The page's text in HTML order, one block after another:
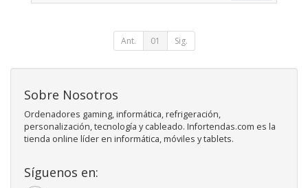
Ant. 01 Sig.
Sobre Nosotros
Ordenadores gaming, informática, refrigeración,
personalización, tecnología y cableado. Infortendas.com es la
tienda online líder en informática, móviles y tablets.
Síguenos en: